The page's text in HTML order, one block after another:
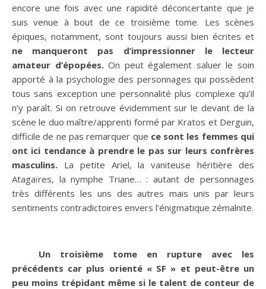
encore une fois avec une rapidité déconcertante que je
suis venue à bout de ce troisième tome. Les scènes
épiques, notamment, sont toujours aussi bien écrites et
ne manqueront pas d’impressionner le lecteur
amateur d’épopées.On peut également saluer le soin
apporté à la psychologie des personnages qui possèdent
tous sans exception une personnalité plus complexe qu’il
n’y paraît. Si on retrouve évidemment sur le devant de la
scène le duo maître/apprenti formé par Kratos et Derguin,
difficile de ne pas remarquer que ce sont les femmes qui
ont ici tendance à prendre le pas sur leurs confrères
masculins. La petite Ariel, la vaniteuse héritière des
Atagaïres, la nymphe Triane… : autant de personnages
très différents les uns des autres mais unis par leurs
sentiments contradictoires envers l’énigmatique zémalnite.
Un troisième tome en rupture avec les
précédents car plus orienté « SF » et peut-être un
peu moins trépidant même si le talent de conteur de